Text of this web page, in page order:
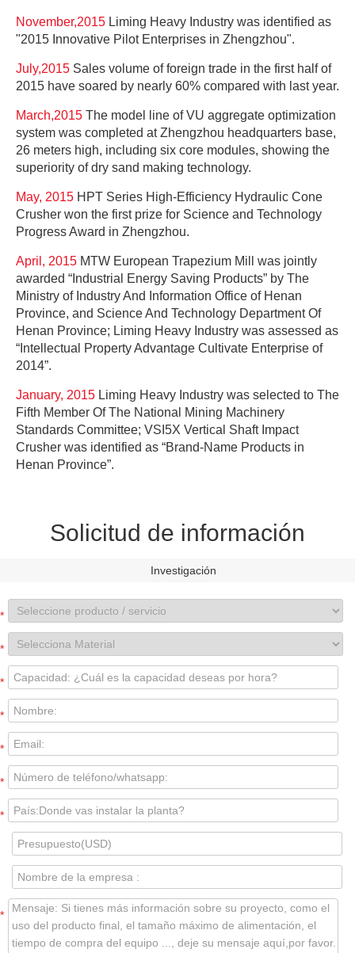
November,2015 Liming Heavy Industry was identified as
"2015 Innovative Pilot Enterprises in Zhengzhou".
July,2015 Sales volume of foreign trade in the first half of
2015 have soared by nearly 60% compared with last year.
March,2015 The model line of VU aggregate optimization
system was completed at Zhengzhou headquarters base,
26 meters high, including six core modules, showing the
superiority of dry sand making technology.
May, 2015 HPT Series High-Efficiency Hydraulic Cone
Crusher won the first prize for Science and Technology
Progress Award in Zhengzhou.
April, 2015 MTW European Trapezium Mill was jointly
awarded “Industrial Energy Saving Products” by The
Ministry of Industry And Information Office of Henan
Province, and Science And Technology Department Of
Henan Province; Liming Heavy Industry was assessed as
“Intellectual Property Advantage Cultivate Enterprise of
2014”.
January, 2015 Liming Heavy Industry was selected to The
Fifth Member Of The National Mining Machinery
Standards Committee; VSI5X Vertical Shaft Impact
Crusher was identified as “Brand-Name Products in
Henan Province”.
Solicitud de información
Investigación
*
*
*
*
*
*
*
*